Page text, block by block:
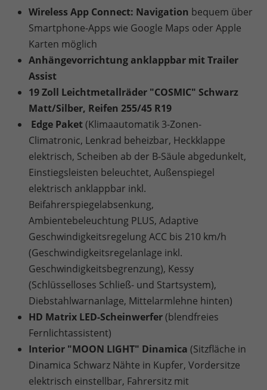
Wireless App Connect: Navigation bequem über
Smartphone-Apps wie Google Maps oder Apple
Karten möglich
Anhängevorrichtung anklappbar mit Trailer
Assist
19 Zoll Leichtmetallräder "COSMIC" Schwarz
Matt/Silber, Reifen 255/45 R19
Edge Paket(Klimaautomatik 3-Zonen-
Climatronic, Lenkrad beheizbar, Heckklappe
elektrisch, Scheiben ab der B-Säule abgedunkelt,
Einstiegsleisten beleuchtet, Außenspiegel
elektrisch anklappbar inkl.
Beifahrerspiegelabsenkung,
Ambientebeleuchtung PLUS, Adaptive
Geschwindigkeitsregelung ACC bis 210 km/h
(Geschwindigkeitsregelanlage inkl.
Geschwindigkeitsbegrenzung), Kessy
(Schlüsselloses Schließ- und Startsystem),
Diebstahlwarnanlage, Mittelarmlehne hinten)
HD Matrix LED-Scheinwerfer(blendfreies
Fernlichtassistent)
Interior "MOON LIGHT" Dinamica (Sitzfläche in
Dinamica Schwarz Nähte in Kupfer, Vordersitze
elektrisch einstellbar, Fahrersitz mit